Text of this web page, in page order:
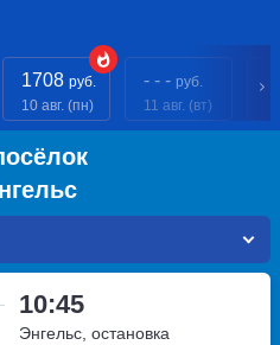
1708 руб.
10 авг. (пн)
- - - руб.
11 авг. (вт)
10:45
Энгельс, остановка